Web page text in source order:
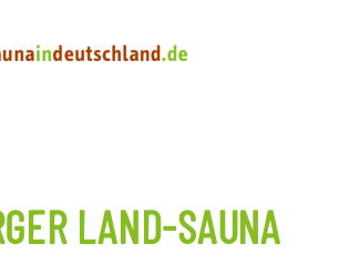
LAND-SAUNA